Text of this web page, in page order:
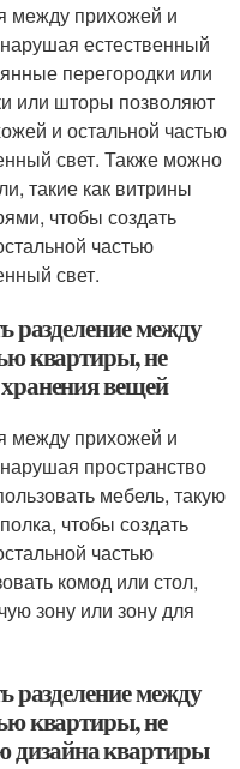
между прихожей и
естественный
перегородки или
или шторы позволяют
и остальной частью
свет. Также можно
такие как витрины
чтобы создать
частью
свет.
разделение между
квартиры, не
вещей
между прихожей и
пространство
мебель, такую
чтобы создать
частью
комод или стол,
зону или зону для
разделение между
квартиры, не
квартиры